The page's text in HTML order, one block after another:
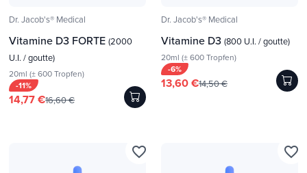
Dr. Jacob's® Medical
Vitamine D3 FORTE (2000
U.I. / goutte)
20ml (± 600 Tropfen)
-11%
14,77 €16,60 €
Dr. Jacob's® Medical
Vitamine D3 (800 U.I. / goutte)
20ml (± 600 Tropfen)
-6%
13,60 €14,50 €
favorite_border favorite_border